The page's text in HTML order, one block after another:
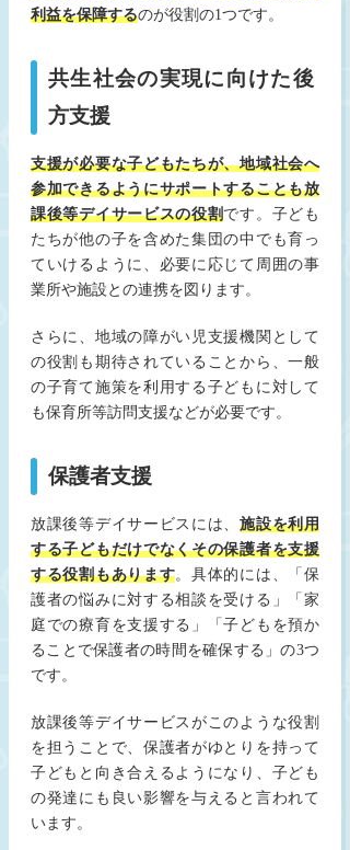
利益を保障するのが役割の1つです。
共生社会の実現に向けた後
方支援
支援が必要な子どもたちが、地域社会へ
参加できるようにサポートすることも放
課後等デイサービスの役割です。子ども
たちが他の子を含めた集団の中でも育っ
ていけるように、必要に応じて周囲の事
業所や施設との連携を図ります。
さらに、地域の障がい児支援機関として
の役割も期待されていることから、一般
の子育て施策を利用する子どもに対して
も保育所等訪問支援などが必要です。
保護者支援
放課後等デイサービスには、施設を利用
する子どもだけでなくその保護者を支援
する役割もあります。具体的には、「保
護者の悩みに対する相談を受ける」「家
庭での療育を支援する」「子どもを預か
ることで保護者の時間を確保する」の3つ
です。
放課後等デイサービスがこのような役割
を担うことで、保護者がゆとりを持って
子どもと向き合えるようになり、子ども
の発達にも良い影響を与えると言われて
います。